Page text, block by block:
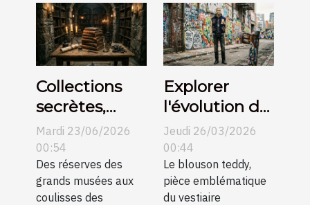
Collections
secrètes,
histoires
méconnues
Mardi 23/06/2026
00:54
Des réserves des
grands musées aux
coulisses des
Explorer
l'évolution du
blouson
teddy dans la
mode
mondiale
Jeudi 26/03/2026
00:44
Le blouson teddy,
pièce emblématique
du vestiaire